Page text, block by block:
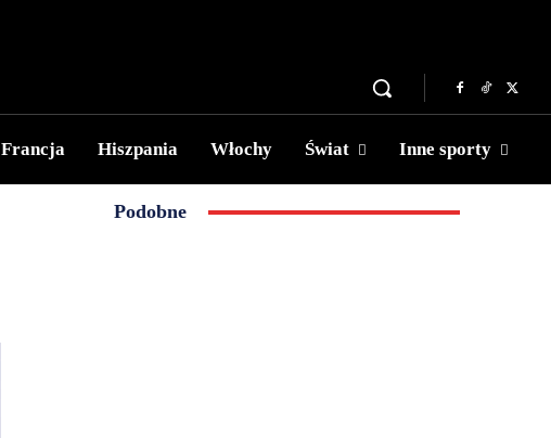
Francja Hiszpania Włochy Świat Inne sporty
Podobne